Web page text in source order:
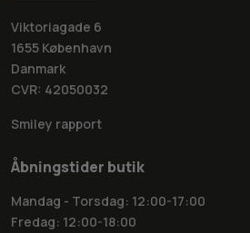
Viktoriagade 6
1655 København
Danmark
CVR: 42050032
Smiley rapport
Åbningstider butik
Mandag - Torsdag: 12:00-17:00
Fredag: 12:00-18:00